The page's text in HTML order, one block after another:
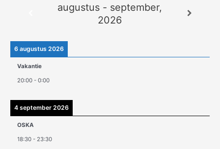
augustus - september,
2026
6 augustus 2026
Vakantie
20:00 -0:00
4 september 2026
OSKA
18:30 - 23:30